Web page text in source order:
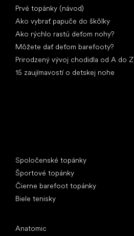
Prvé topánky (návod)
Ako vybrať papuče do škôlky
Ako rýchlo rastú deťom nohy?
Môžete dať deťom barefooty?
Prirodzený vývoj chodidla od A do Z
15 zaujímavostí o detskej nohe
Spoločenské topánky
Športové topánky
Čierne barefoot topánky
Biele tenisky
Anatomic